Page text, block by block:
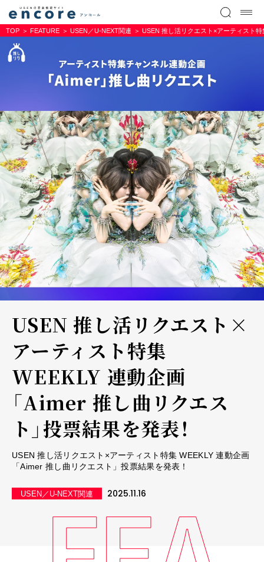
TOP FEATURE USEN／U-NEXT関連 USEN 推し活リクエスト×アーティスト
USEN 推し活リクエスト×
アーティスト特集
WEEKLY 連動企画
「Aimer 推し曲リクエス
ト」投票結果を発表！
USEN 推し活リクエスト×アーティスト特集 WEEKLY 連動企画
「Aimer 推し曲リクエスト」投票結果を発表！
USEN／U-NEXT関連 2025.11.16